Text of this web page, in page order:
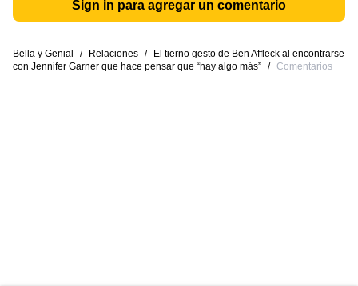
Sign in para agregar un comentario
Bella y Genial / Relaciones /
El tierno gesto de Ben Affleck al encontrarse
con Jennifer Garner que hace pensar que “hay algo más” / Comentarios